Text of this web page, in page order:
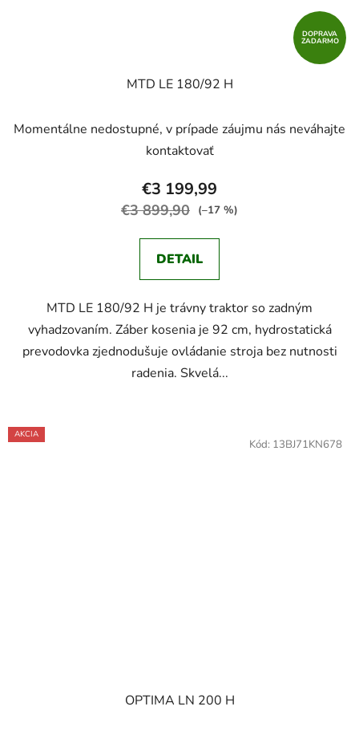
DOPRAVA
ZADARMO
MTD LE 180/92 H
Momentálne nedostupné, v prípade záujmu nás neváhajte
kontaktovať
€3 199,99
€3 899,90 (–17 %)
DETAIL
MTD LE 180/92 H je trávny traktor so zadným
vyhadzovaním. Záber kosenia je 92 cm, hydrostatická
prevodovka zjednodušuje ovládanie stroja bez nutnosti
radenia. Skvelá...
AKCIA
OPTIMA LN 200 H
Kód: 13BJ71KN678